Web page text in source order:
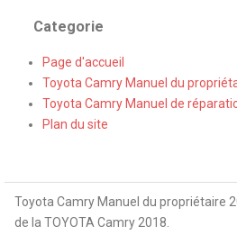
Categorie
Page d'accueil
Toyota Camry Manuel du
Toyota Camry Manuel de
Plan du site
Toyota Camry Manuel du propriétaire
de la TOYOTA Camry 2018.